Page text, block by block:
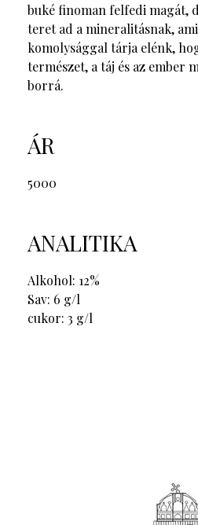
buké finoman felfedi magát,
teret ad a mineralitásnak,
komolysággal tárja elénk,
természet, a táj és az ember
borrá.
ÁR
5000
ANALITIKA
Alkohol: 12%
Sav: 6 g/l
cukor: 3 g/l